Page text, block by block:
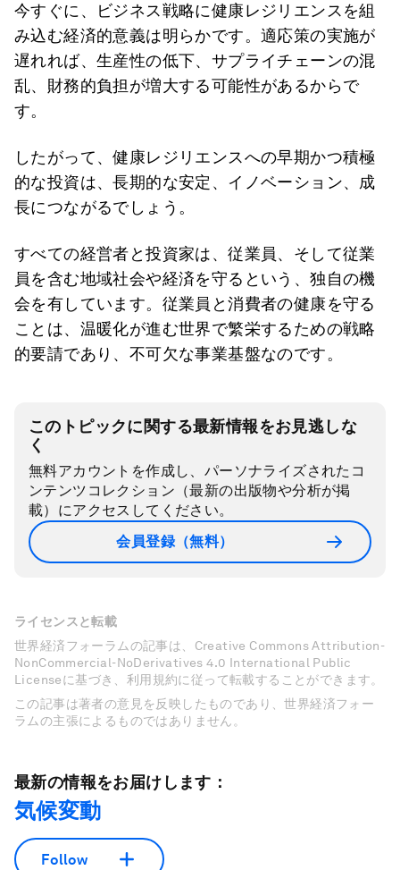
今すぐに、ビジネス戦略に健康レジリエンスを組
み込む経済的意義は明らかです。適応策の実施が
遅れれば、生産性の低下、サプライチェーンの混
乱、財務的負担が増大する可能性があるからで
す。
したがって、健康レジリエンスへの早期かつ積極
的な投資は、長期的な安定、イノベーション、成
長につながるでしょう。
すべての経営者と投資家は、従業員、そして従業
員を含む地域社会や経済を守るという、独自の機
会を有しています。従業員と消費者の健康を守る
ことは、温暖化が進む世界で繁栄するための戦略
的要請であり、不可欠な事業基盤なのです。
このトピックに関する最新情報をお見逃しな
く
無料アカウントを作成し、パーソナライズされたコ
ンテンツコレクション（最新の出版物や分析が掲
載）にアクセスしてください。
会員登録（無料）
ライセンスと転載
世界経済フォーラムの記事は、Creative Commons Attribution-
NonCommercial-NoDerivatives 4.0 International Public
Licenseに基づき、利用規約に従って転載することができます。
この記事は著者の意見を反映したものであり、世界経済フォー
ラムの主張によるものではありません。
最新の情報をお届けします：
気候変動
Follow